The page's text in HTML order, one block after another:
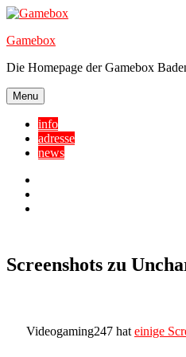
Skip
content
Gamebox
Die Homepage der Gamebox
Menu
info
adresse
news
Screenshots zu
Videogaming247 hat einige